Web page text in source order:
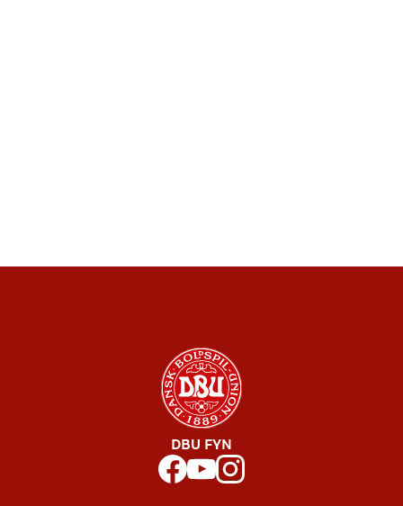
DBU FYN